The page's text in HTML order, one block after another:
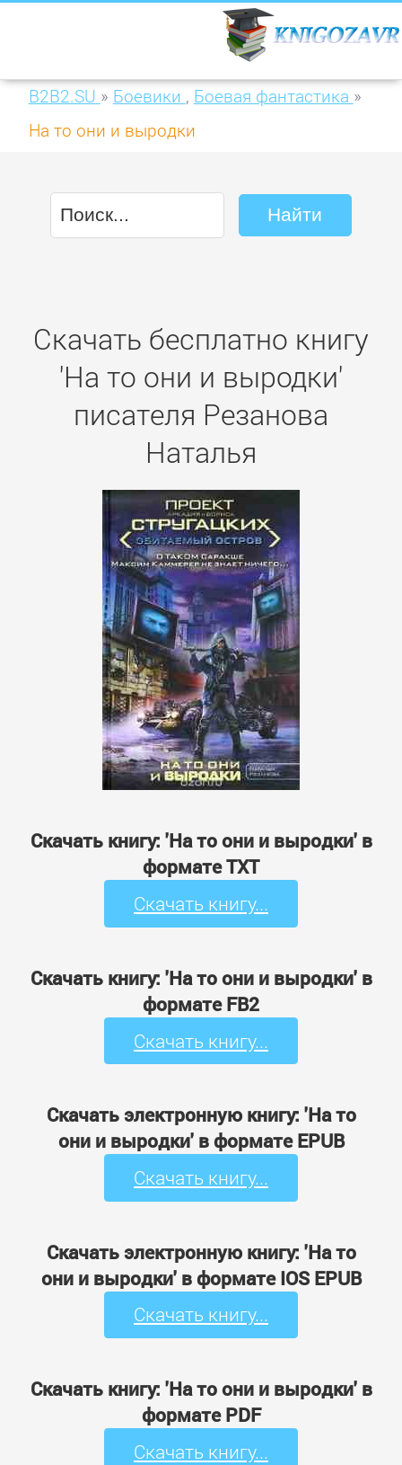
B2B2.SU » Боевики , Боевая фантастика »
На то они и выродки
Скачать бесплатно книгу
'На то они и выродки'
писателя Резанова
Наталья
Скачать книгу: 'На то они и выродки' в
формате TXT
Скачать книгу...
Скачать книгу: 'На то они и выродки' в
формате FB2
Скачать книгу...
Скачать электронную книгу: 'На то
они и выродки' в формате EPUB
Скачать книгу...
Скачать электронную книгу: 'На то
они и выродки' в формате IOS EPUB
Скачать книгу...
Скачать книгу: 'На то они и выродки' в
формате PDF
Скачать книгу...